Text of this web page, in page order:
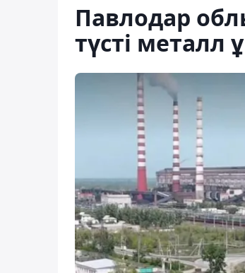
Павлодар
түсті металл